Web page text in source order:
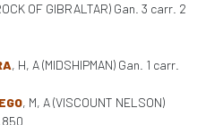
OF GIBRALTAR) Gan. 3 carr. 2
, H, A (MIDSHIPMAN) Gan. 1 carr.
, M, A (VISCOUNT NELSON)